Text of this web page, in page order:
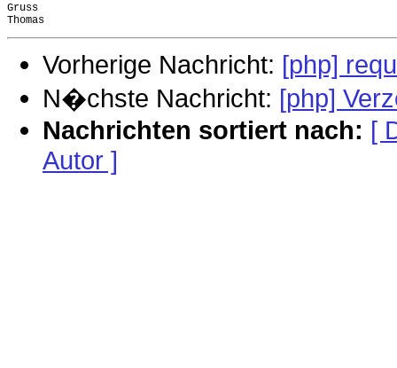
Gruss
Vorherige Nachricht: [php]
N�chste Nachricht: [php]
Nachrichten sortiert nach: [
Autor ]